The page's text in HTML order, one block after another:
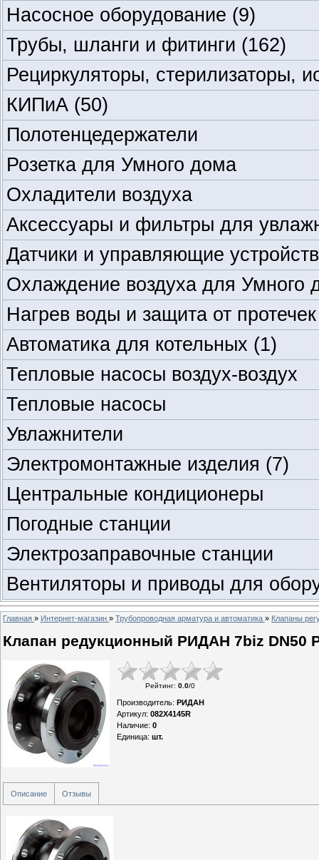
Насосное оборудование (9)
Трубы, шланги и фитинги (162)
Рециркуляторы, стерилизаторы,
КИПиА (50)
Полотенцедержатели
Розетка для Умного дома
Охладители воздуха
Аксессуары и фильтры для
Датчики и управляющие
Охлаждение воздуха для Умного
Нагрев воды и защита от
Автоматика для котельных (1)
Тепловые насосы воздух-воздух
Тепловые насосы
Увлажнители
Электромонтажные изделия (7)
Центральные кондиционеры
Погодные станции
Электрозаправочные станции
Вентиляторы и приводы для
Главная » Интернет-магазин » Трубопроводная арматура и автоматика » Клапаны
Клапан редукционный РИДАН 7biz DN50
Рейтинг: 0.0/0
Производитель: РИДАН
Артикул: 082X4145R
Наличие: 0
Единица: шт.
Описание Отзывы